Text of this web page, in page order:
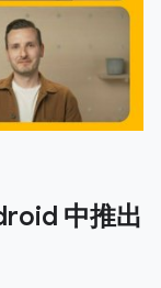
中推出